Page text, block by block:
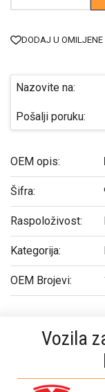
DODAJ U OMILJENE
Nazovite na:
Pošalji poruku:
OEM opis:
Šifra:
Raspoloživost:
Kategorija:
OEM Brojevi:
Vozila